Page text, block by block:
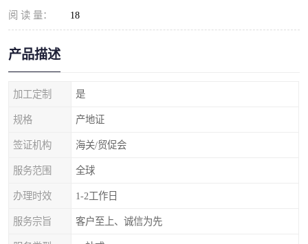
阅 读 量： 18
产品描述
加工定制 是
规格 产地证
签证机构 海关/贸促会
服务范围 全球
办理时效 1-2工作日
服务宗旨 客户至上、诚信为先